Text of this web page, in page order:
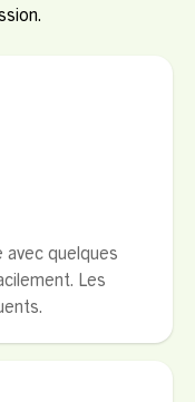
avec quelques
Les